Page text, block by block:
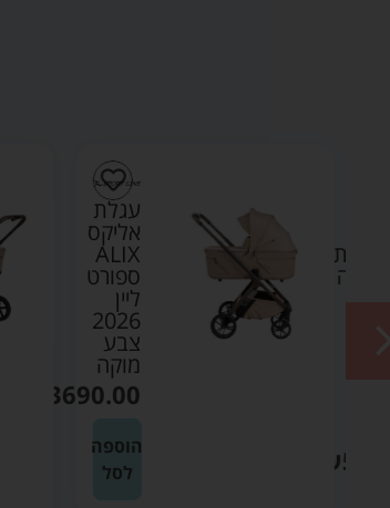
₪
עגלת
אליקס
ALIX
ספורט
ליין
2026
צבע
מוקה
3690.00
הוספה
לסל